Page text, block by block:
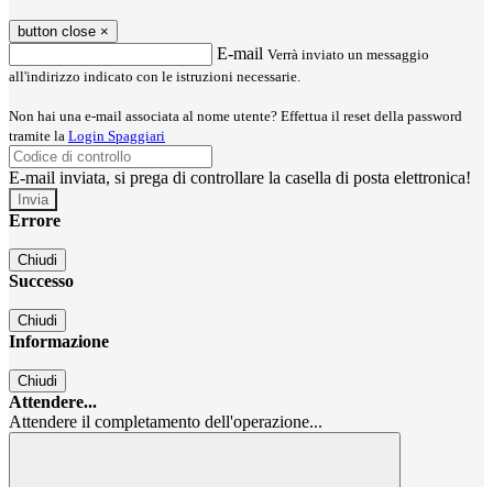
button close ×
E-mail Verrà inviato un messaggio
all'indirizzo indicato con le istruzioni necessarie.
Non hai una e-mail associata al nome utente? Effettua il reset della password
tramite la Login Spaggiari
E-mail inviata, si prega di controllare la casella di posta elettronica!
Errore
Chiudi
Successo
Chiudi
Informazione
Chiudi
Attendere...
Attendere il completamento dell'operazione...